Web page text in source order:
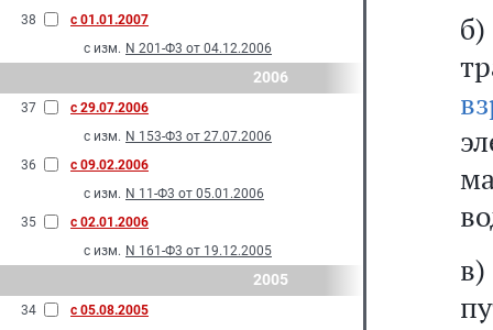
38
с 01.01.2007
с изм. N 201-Ф3 от 04.12.2006
2006
37
с 29.07.2006
с изм. N 153-Ф3 от 27.07.2006
36
с 09.02.2006
с изм. N 11-Ф3 от 05.01.2006
35
с 02.01.2006
с изм. N 161-Ф3 от 19.12.2005
2005
34
с 05.08.2005